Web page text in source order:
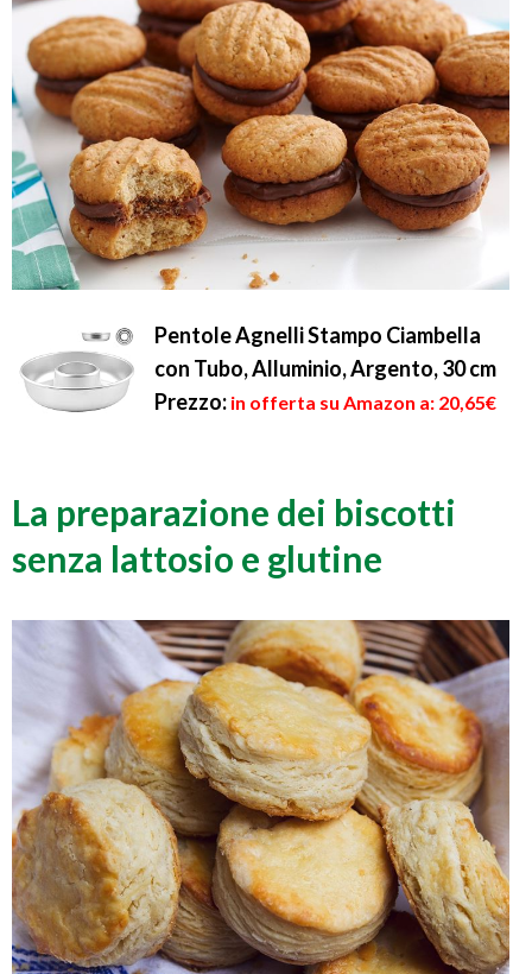
Pentole Agnelli Stampo Ciambella
con Tubo, Alluminio, Argento, 30 cm
Prezzo: in offerta su Amazon a: 20,65€
La preparazione dei biscotti
senza lattosio e glutine